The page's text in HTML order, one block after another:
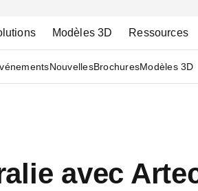
Modèles 3D Ressources
NouvellesBrochuresModèles 3D
avec